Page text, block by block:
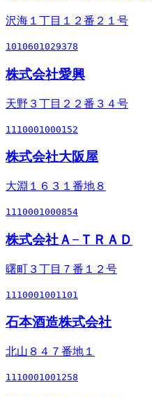
沢海１丁目１２番２１号
1010601029378
株式会社愛興
天野３丁目２２番３４号
1110001000152
株式会社大阪屋
大淵１６３１番地８
1110001000854
株式会社Ａ−ＴＲＡＤ
曙町３丁目７番１２号
1110001001101
石本酒造株式会社
北山８４７番地１
1110001001258